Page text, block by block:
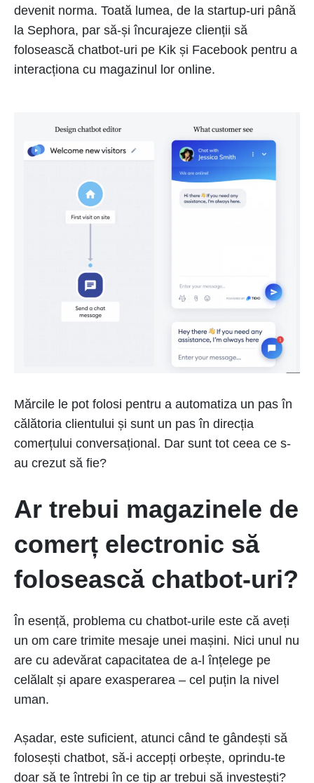
devenit norma. Toată lumea, de la startup-uri până
la Sephora, par să-și încurajeze clienții să
folosească chatbot-uri pe Kik și Facebook pentru a
interacționa cu magazinul lor online.
Mărcile le pot folosi pentru a automatiza un pas în
călătoria clientului și sunt un pas în direcția
comerțului conversațional. Dar sunt tot ceea ce s-
au crezut să fie?
Ar trebui magazinele de
comerț electronic să
folosească chatbot-uri?
În esență, problema cu chatbot-urile este că aveți
un om care trimite mesaje unei mașini. Nici unul nu
are cu adevărat capacitatea de a-l înțelege pe
celălalt și apare exasperarea – cel puțin la nivel
uman.
Așadar, este suficient, atunci când te gândești să
folosești chatbot, să-i accepți orbește, oprindu-te
doar să te întrebi în ce tip ar trebui să investești?